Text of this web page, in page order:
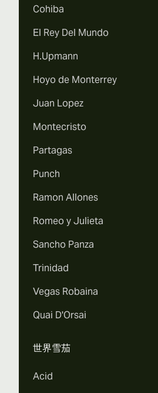
Cohiba
El Rey Del Mundo
H.Upmann
Hoyo de Monterrey
Juan Lopez
Montecristo
Partagas
Punch
Ramon Allones
Romeo y Julieta
Sancho Panza
Trinidad
Vegas Robaina
Quai D'Orsai
世界雪茄
Acid